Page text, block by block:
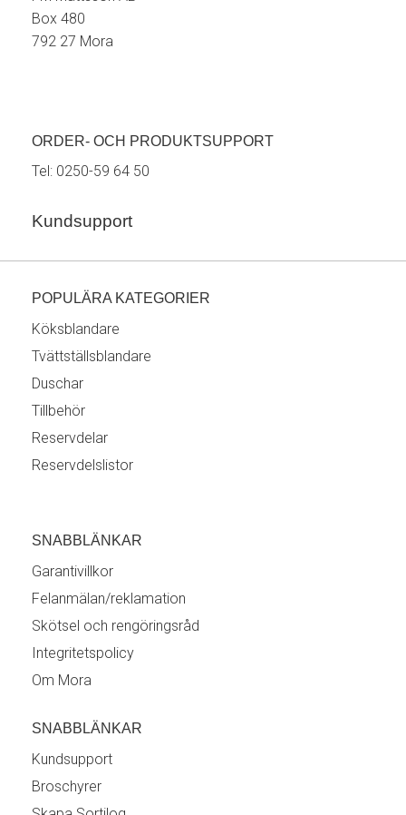
Box 480
792 27 Mora
ORDER- OCH PRODUKTSUPPORT
Tel: 0250-59 64 50
Kundsupport
POPULÄRA KATEGORIER
Köksblandare
Tvättställsblandare
Duschar
Tillbehör
Reservdelar
Reservdelslistor
SNABBLÄNKAR
Garantivillkor
Felanmälan/reklamation
Skötsel och rengöringsråd
Integritetspolicy
Om Mora
SNABBLÄNKAR
Kundsupport
Broschyrer